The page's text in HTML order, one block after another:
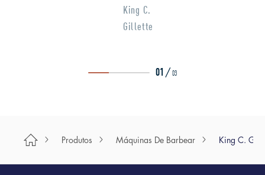
King C.
Gillette
01 /03
Produtos Máquinas De Barbear King C.